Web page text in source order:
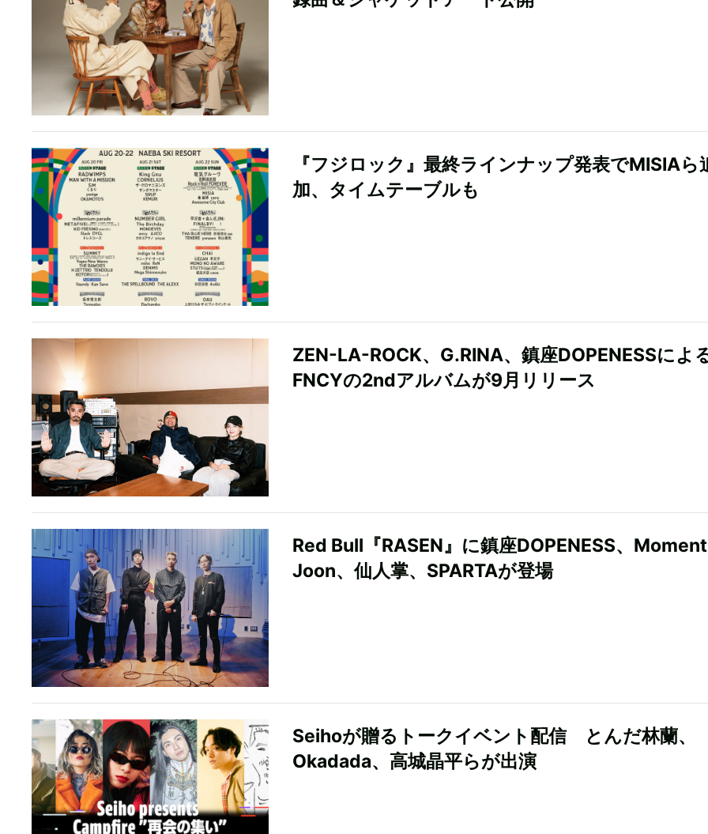
『フジロック』最終ラインナップ発表でMISIAら
加、タイムテーブルも
ZEN-LA-ROCK、G.RINA、鎮座DOPENESSによ
FNCYの2ndアルバムが9月リリース
Red Bull『RASEN』に鎮座DOPENESS、Moment
Joon、仙人掌、SPARTAが登場
Seihoが贈るトークイベント配信 とんだ林蘭、
Okadada、高城晶平らが出演